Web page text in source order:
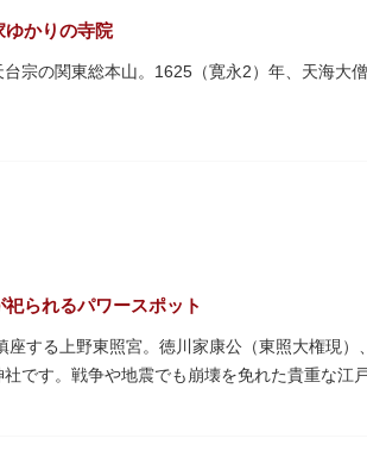
ゆかりの寺院
宗の関東総本山。1625（寛永2）年、天海大
し、歴史の重みを今に伝える寺院です。
月の松」は、浮世絵師歌川広重の「名所江戸
のフォトスポットとなっています。
、東の「比叡山延暦寺」を意味しており、比
は6名の将軍が埋葬されています。
られるパワースポット
座する上野東照宮。徳川家康公（東照大権現
です。戦争や地震でも崩壊を免れた貴重な江